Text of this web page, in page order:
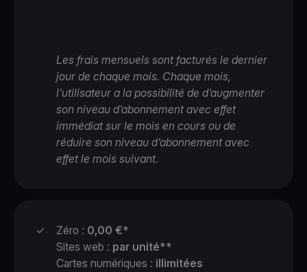
Les frais mensuels sont facturés le dernier
jour de chaque mois. Chaque mois,
l'utilisateur a la possibilité de d'augmenter
son niveau d'abonnement avec effet
immédiat sur le mois en cours ou de
réduire son niveau d'abonnement avec
effet le mois suivant.
✓ Zéro : 0,00 €*
Sites web : par unité**
Cartes numériques : illimitées